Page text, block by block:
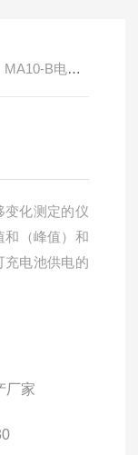
MA10-B电杆负荷测试仪生产
变化测定的仪
和（峰值）和
充电池供电的
厂家